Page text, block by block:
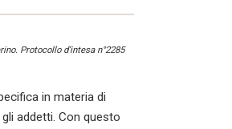
Protocollo d’intesa n°2285
in materia di
addetti. Con questo